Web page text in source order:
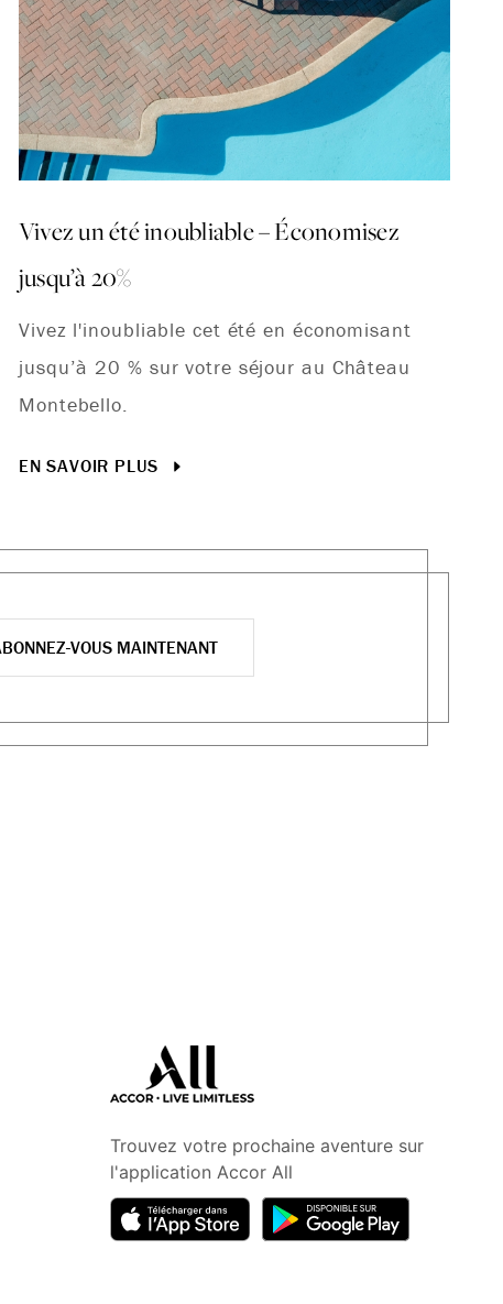
Vivez un été inoubliable – Économisez
jusqu’à 20%
Vivez l'inoubliable cet été en économisant
jusqu’à 20 % sur votre séjour au Château
Montebello.
EN SAVOIR PLUS
VOUS MAINTENANT
Trouvez votre prochaine aventure sur
l'application Accor All